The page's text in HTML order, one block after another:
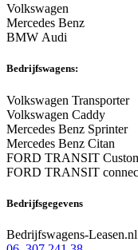
Volkswagen
Mercedes Benz
BMW Audi
Bedrijfswagens:
Volkswagen Transporter
Volkswagen Caddy
Mercedes Benz Sprinter
Mercedes Benz Citan
FORD TRANSIT
FORD TRANSIT
Bedrijfsgegevens
Bedrijfswagens-